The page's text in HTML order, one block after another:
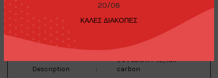
20/08
ΚΑΛΕΣ ΔΙΑΚΟΠΕΣ
Model : F40
Description :
1/64 LBWK F40, full
carbon